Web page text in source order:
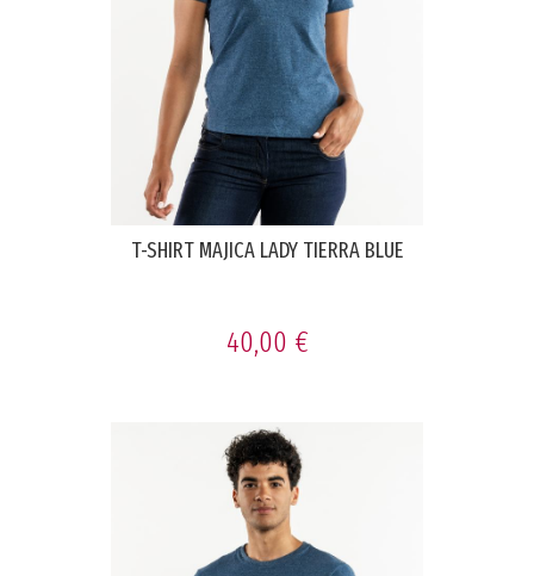
T-SHIRT MAJICA LADY TIERRA BLUE
40,00 €